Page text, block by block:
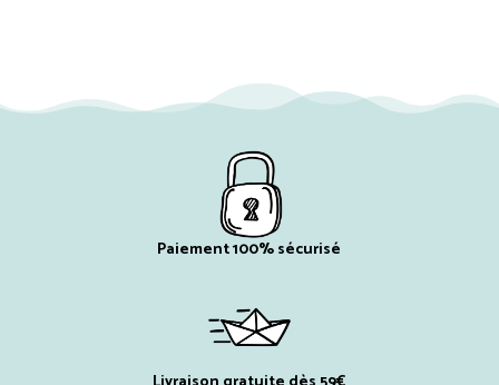
Paiement 100% sécurisé